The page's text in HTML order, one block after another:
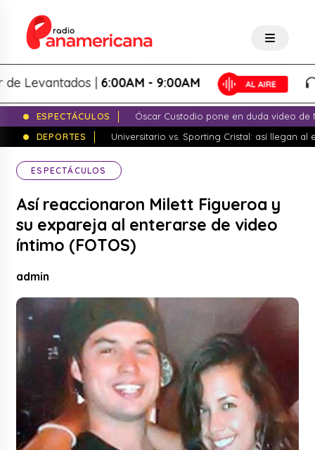
|6:00AM - 9:00AM
ESPECTÁCULOS
Óscar Custodio pone en duda video de
DEPORTES
Universitario vs. Sporting Cristal: así llegan al
ESPECTÁCULOS
Así reaccionaron Milett Figueroa y
su expareja al enterarse de video
íntimo (FOTOS)
admin